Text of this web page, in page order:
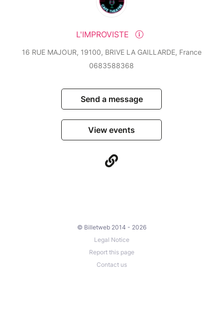
L'IMPROVISTE
16 RUE MAJOUR, 19100, BRIVE LA GAILLARDE, France
0683588368
Send a message
View events
© Billetweb 2014 - 2026
Legal Notice
Report this page
Contact us